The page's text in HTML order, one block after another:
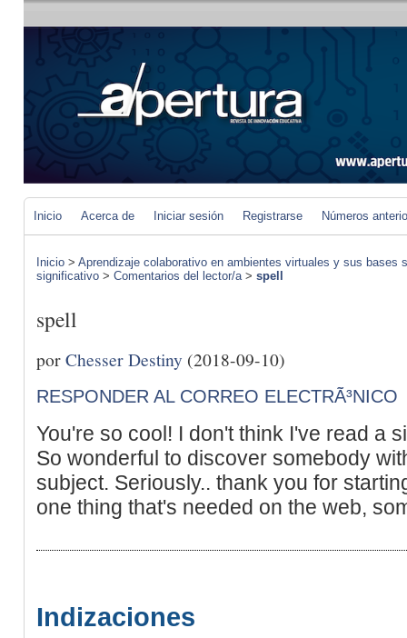
Inicio Acerca de Iniciar sesión Registrarse Números
Inicio > Aprendizaje colaborativo en ambientes virtuales y sus
significativo > Comentarios del lector/a> spell
spell
porChesser Destiny (2018-09-10)
RESPONDER AL CORREO ELECTRÃ³NICO
You're so cool! I don't think I've read a
So wonderful to discover somebody
subject. Seriously.. thank you for
one thing that's needed on the web,
Indizaciones